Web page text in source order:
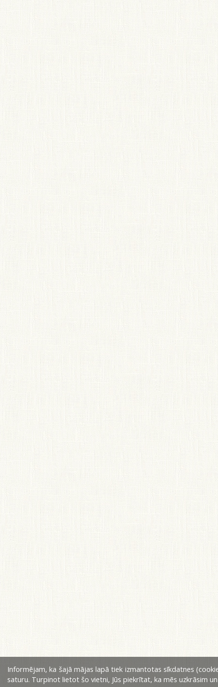
Informējam, ka šajā mājas lapā tiek izmantotas sīkdatnes
saturu. Turpinot lietot šo vietni, Jūs piekrītat, ka mēs uzkrāsim